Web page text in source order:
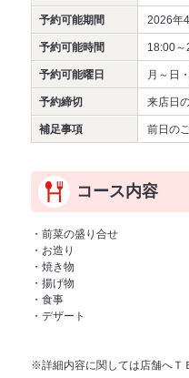
予約可能期間 2026年
予約可能時間 18:00
予約可能曜日 月～日
予約締切 来店日
補足事項 前日の
コース内容
・前菜の盛り合せ
・お造り
・焼き物
・揚げ物
・食事
・デザート
※詳細内容に関しては店舗へＴ